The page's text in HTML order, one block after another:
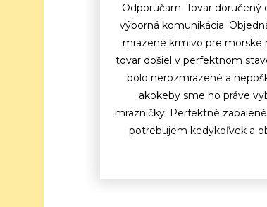
Odporúčam. Tovar doručený
výborná komunikácia.
mrazené krmivo pre morské
tovar došiel v perfektnom
bolo nerozmrazené a
akokeby sme ho práve
mrazničky. Perfektné
potrebujem kedykoľvek a